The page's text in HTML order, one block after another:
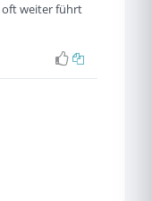
oft weiter führt